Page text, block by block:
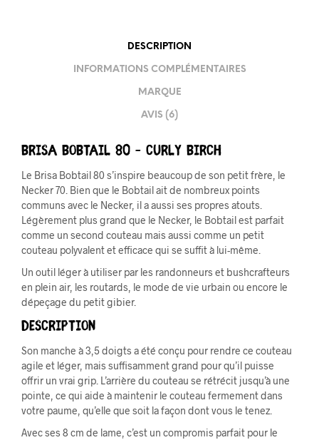
DESCRIPTION
INFORMATIONS COMPLÉMENTAIRES
MARQUE
AVIS (6)
BRISA Bobtail 80 – Curly Birch
Le Brisa Bobtail 80 s’inspire beaucoup de son petit frère, le
Necker 70. Bien que le Bobtail ait de nombreux points
communs avec le Necker, il a aussi ses propres atouts.
Légèrement plus grand que le Necker, le Bobtail est parfait
comme un second couteau mais aussi comme un petit
couteau polyvalent et efficace qui se suffit à lui-même.
Un outil léger à utiliser par les randonneurs et bushcrafteurs
en plein air, les routards, le mode de vie urbain ou encore le
dépeçage du petit gibier.
Description
Son manche à 3,5 doigts a été conçu pour rendre ce couteau
agile et léger, mais suffisamment grand pour qu’il puisse
offrir un vrai grip. L’arrière du couteau se rétrécit jusqu’à une
pointe, ce qui aide à maintenir le couteau fermement dans
votre paume, qu’elle que soit la façon dont vous le tenez.
Avec ses 8 cm de lame, c’est un compromis parfait pour le